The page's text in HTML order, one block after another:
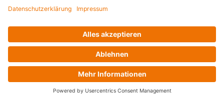
Klingeltaster und Gongs
Sprechanlagen-Sets
Zubehör Türkommunikation
Videoüberwachung
Zubehör Videoüberwachung
Alle anzeigen